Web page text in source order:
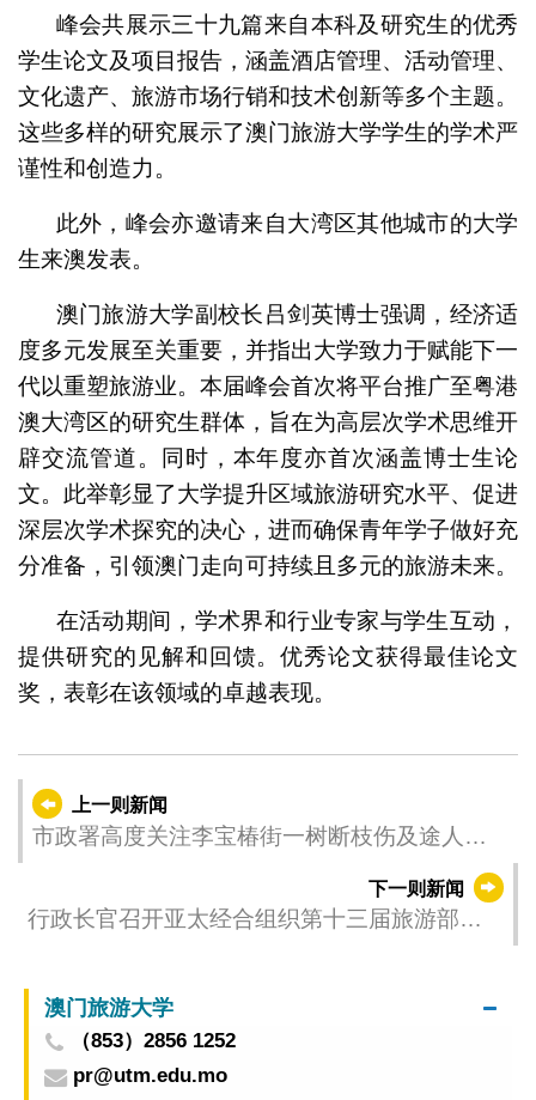
峰会共展示三十九篇来自本科及研究生的优秀
学生论文及项目报告，涵盖酒店管理、活动管理、
文化遗产、旅游市场行销和技术创新等多个主题。
这些多样的研究展示了澳门旅游大学学生的学术严
谨性和创造力。
此外，峰会亦邀请来自大湾区其他城市的大学
生来澳发表。
澳门旅游大学副校长吕剑英博士强调，经济适
度多元发展至关重要，并指出大学致力于赋能下一
代以重塑旅游业。本届峰会首次将平台推广至粤港
澳大湾区的研究生群体，旨在为高层次学术思维开
辟交流管道。同时，本年度亦首次涵盖博士生论
文。此举彰显了大学提升区域旅游研究水平、促进
深层次学术探究的决心，进而确保青年学子做好充
分准备，引领澳门走向可持续且多元的旅游未来。
在活动期间，学术界和行业专家与学生互动，
提供研究的见解和回馈。优秀论文获得最佳论文
奖，表彰在该领域的卓越表现。
上一则新闻
市政署高度关注李宝椿街一树断枝伤及途人事
下一则新闻
行政长官召开亚太经合组织第十三届旅游部长
澳门旅游大学
（853）2856 1252
pr@utm.edu.mo